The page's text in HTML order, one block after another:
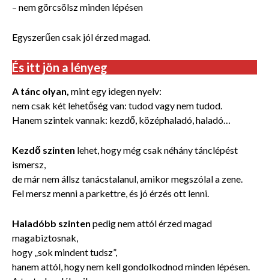
– nem görcsölsz minden lépésen
Egyszerűen csak jól érzed magad.
És itt jön a lényeg
A tánc olyan, mint egy idegen nyelv:
nem csak két lehetőség van: tudod vagy nem tudod.
Hanem szintek vannak: kezdő, középhaladó, haladó…
Kezdő szinten lehet, hogy még csak néhány tánclépést
ismersz,
de már nem állsz tanácstalanul, amikor megszólal a zene.
Fel mersz menni a parkettre, és jó érzés ott lenni.
Haladóbb szinten pedig nem attól érzed magad
magabiztosnak,
hogy „sok mindent tudsz”,
hanem attól, hogy nem kell gondolkodnod minden lépésen.